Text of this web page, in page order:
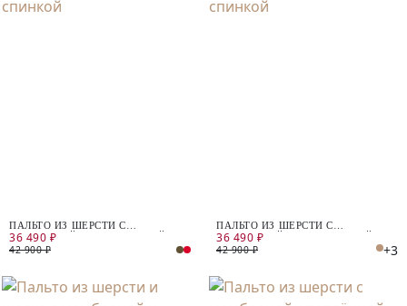
ПАЛЬТО ИЗ ШЕРСТИ С
МЕМБРАНОЙ И УТЕПЛЁННОЙ
СПИНКОЙ
36 490 ₽
42 900 ₽
ПАЛЬТО ИЗ ШЕРСТИ С
МЕМБРАНОЙ И УТЕПЛЁННОЙ
СПИНКОЙ
36 490 ₽
42 900 ₽ +3